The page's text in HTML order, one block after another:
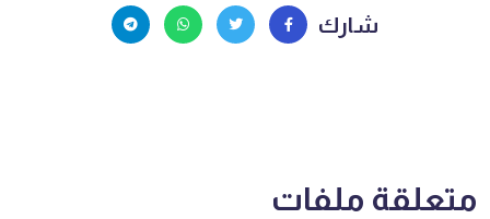
شارك
متعلقة ملفات